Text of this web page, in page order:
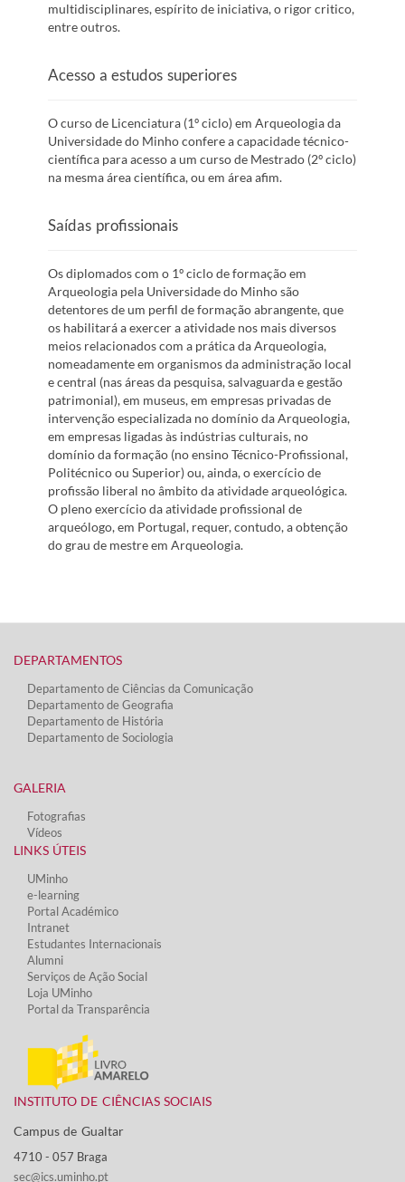
multidisciplinares, espírito de iniciativa, o rigor critico,
entre outros.
Acesso a estudos superiores
O curso de Licenciatura (1º ciclo) em Arqueologia da
Universidade do Minho confere a capacidade técnico-
científica para acesso a um curso de Mestrado (2º ciclo)
na mesma área científica, ou em área afim.
Saídas profissionais
Os diplomados com o 1º ciclo de formação em
Arqueologia pela Universidade do Minho são
detentores de um perfil de formação abrangente, que
os habilitará a exercer a atividade nos mais diversos
meios relacionados com a prática da Arqueologia,
nomeadamente em organismos da administração local
e central (nas áreas da pesquisa, salvaguarda e gestão
patrimonial), em museus, em empresas privadas de
intervenção especializada no domínio da Arqueologia,
em empresas ligadas às indústrias culturais, no
domínio da formação (no ensino Técnico-Profissional,
Politécnico ou Superior) ou, ainda, o exercício de
profissão liberal no âmbito da atividade arqueológica.
O pleno exercício da atividade profissional de
arqueólogo, em Portugal, requer, contudo, a obtenção
do grau de mestre em Arqueologia.
DEPARTAMENTOS​
Departamento de Ciências da Comunicação
Departamento de Geografia
Departamento de História
Departamento de Sociologia
GALERIA
Fotografias
Vídeos​
LINKS ÚTEIS​
UMinho
e-learning
Portal Académico
Intranet
Estudantes Inter​​nacionais
Alumni
Serviços de Ação Social​
Loja UMinho
Portal da Transparência
INSTITUTO DE CIÊNCIAS SOCIAIS
Campus de Gualtar ​
4710 - ​057 Braga
sec@ics.uminho.pt